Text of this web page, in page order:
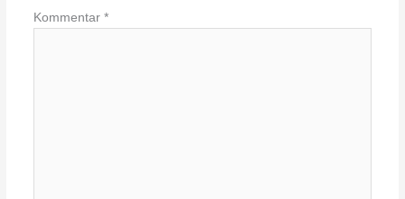
Kommentar *